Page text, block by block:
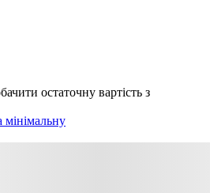
остаточну вартість з